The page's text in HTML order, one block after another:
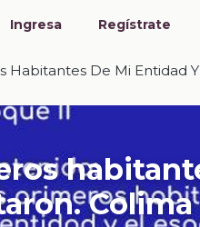
Ingresa Regístrate
Habitantes De Mi Entidad
Colima